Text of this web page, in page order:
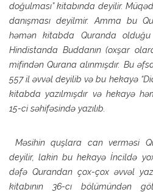
doğulması” kitabında deyilir.
danışması deyilmir. Amma bu
həmən kitabda Quranda
Hindistanda Buddanın (oxşar
mifindən Qurana alınmışdır. Bu
557 il əvvəl deyilib və bu hekayə
kitabda yazılmışdır və hekayə
15-ci səhifəsində yazılıb.
Məsihin quşlara can verməsi
deyilir, lakin bu hekayə İncildə
dəfə Qurandan çox-çox əvvəl
kitabının 36-cı bölümündən